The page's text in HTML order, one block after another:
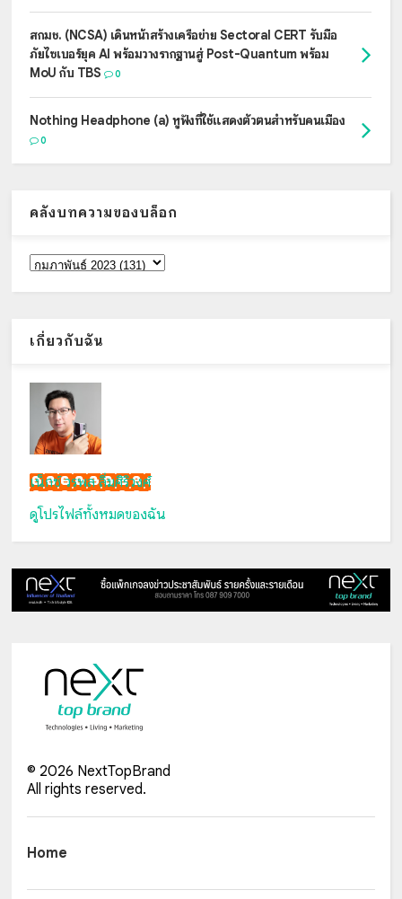
สกมช. (NCSA) เดินหน้าสร้างเครือข่าย Sectoral CERT รับมือ
ภัยไซเบอร์ยุค AI พร้อมวางรากฐานสู่ Post-Quantum พร้อม
MoU กับ TBS
0
Nothing Headphone (a) หูฟังที่ใช้แสดงตัวตนสำหรับคนเมือง
0
คลังบทความของบล็อก
เกี่ยวกับฉัน
เน็กซ์ วรพล ลิ่มศิริวงศ์
ดูโปรไฟล์ทั้งหมดของฉัน
© 2026 NextTopBrand
All rights reserved.
Home